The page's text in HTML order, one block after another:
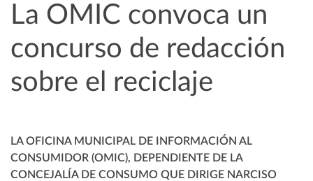
La OMIC convoca un
concurso de redacción
sobre el reciclaje
LA OFICINA MUNICIPAL DE INFORMACIÓN AL
CONSUMIDOR (OMIC), DEPENDIENTE DE LA
CONCEJALÍA DE CONSUMO QUE DIRIGE NARCISO